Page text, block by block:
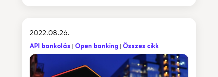
2022.08.26.
API bankolás Open banking Összes cikk